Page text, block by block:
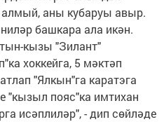
аны кубаруы авыр.
башкара ала икән.
кызы "Зилант"
хоккейга, 5 мәктәп
"Ялкын"га каратэга
"кызыл пояс"ка имтихан
исәплиләр", - дип сөйләде